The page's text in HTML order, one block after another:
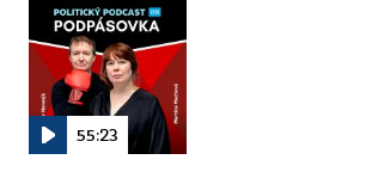
55:23